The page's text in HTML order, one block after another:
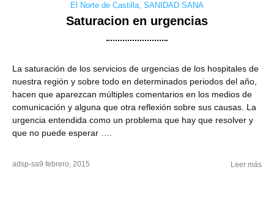
El Norte de Castilla, SANIDAD SANA
Saturacion en urgencias
La saturación de los servicios de urgencias de los hospitales de
nuestra región y sobre todo en determinados periodos del año,
hacen que aparezcan múltiples comentarios en los medios de
comunicación y alguna que otra reflexión sobre sus causas. La
urgencia entendida como un problema que hay que resolver y
que no puede esperar ….
adsp-sa9 febrero, 2015 Leer más